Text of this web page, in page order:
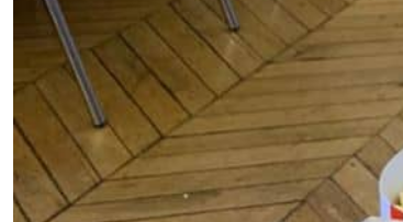
Séminaire
Séminaire Toulouse